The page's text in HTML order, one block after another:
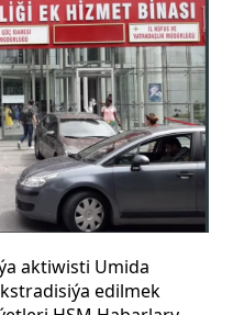
aktiwisti Umida
edilmek